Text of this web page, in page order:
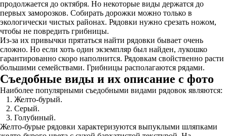
продолжается до октября. Но некоторые виды держатся до
первых заморозков. Собирать дорожки можно только в
экологически чистых районах. Рядовки нужно срезать ножом,
чтобы не повредить грибницы.
Из-за их привычки прятаться найти рядовки бывает очень
сложно. Но если хоть один экземпляр был найден, лукошко
гарантированно скоро наполнится. Рядовкам свойственно расти
большими семействами. Грибницы располагаются рядами.
Съедобные виды и их описание с фото
Наиболее популярными съедобными видами рядовок являются:
Желто-бурый.
Серый.
Голубиный.
Желто-бурые рядовки характеризуются выпуклыми шляпками